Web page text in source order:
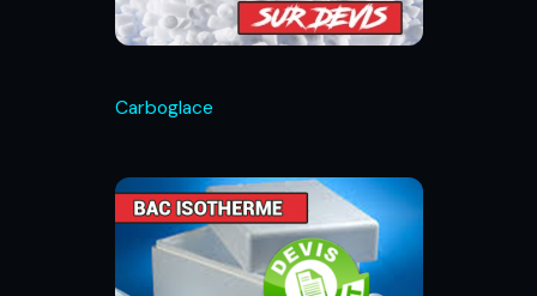
Carboglace